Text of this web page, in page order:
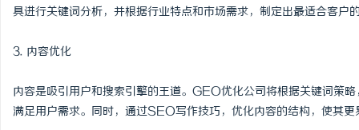
具进行关键词分析，并根据行业特点和市场需求，制定出最适合客户
3. 内容优化
内容是吸引用户和搜索引擎的王道。GEO优化公司将根据关键词策
满足用户需求。同时，通过SEO写作技巧，优化内容的结构，使其更